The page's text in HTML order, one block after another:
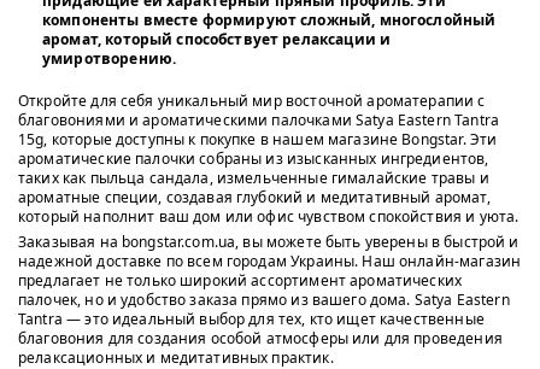
компоненты вместе формируют сложный, многослойный
аромат, который способствует релаксации и
умиротворению.
Откройте для себя уникальный мир восточной ароматерапии с
благовониями и ароматическими палочками Satya Eastern Tantra
15g, которые доступны к покупке в нашем магазине Bongstar. Эти
ароматические палочки собраны из изысканных ингредиентов,
таких как пыльца сандала, измельченные гималайские травы и
ароматные специи, создавая глубокий и медитативный аромат,
который наполнит ваш дом или офис чувством спокойствия и уюта.
Заказывая на bongstar.com.ua, вы можете быть уверены в быстрой и
надежной доставке по всем городам Украины. Наш онлайн-магазин
предлагает не только широкий ассортимент ароматических
палочек, но и удобство заказа прямо из вашего дома. Satya Eastern
Tantra — это идеальный выбор для тех, кто ищет качественные
благовония для создания особой атмосферы или для проведения
релаксационных и медитативных практик.